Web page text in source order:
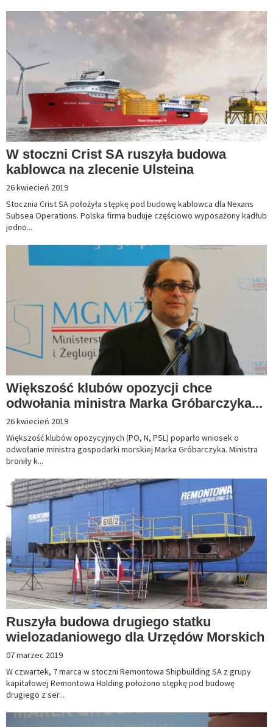
W stoczni Crist SA ruszyła budowa
kablowca na zlecenie Ulsteina
26 kwiecień 2019
Stocznia Crist SA położyła stępkę pod budowę kablowca dla Nexans
Subsea Operations. Polska firma buduje częściowo wyposażony kadłub
jedno...
Większość klubów opozycji chce
odwołania ministra Marka Gróbarczyka...
26 kwiecień 2019
Większość klubów opozycyjnych (PO, N, PSL) poparło wniosek o
odwołanie ministra gospodarki morskiej Marka Gróbarczyka. Ministra
broniły k...
Ruszyła budowa drugiego statku
wielozadaniowego dla Urzędów Morskich
07 marzec 2019
W czwartek, 7 marca w stoczni Remontowa Shipbuilding SA z grupy
kapitałowej Remontowa Holding położono stępkę pod budowę
drugiego z ser...